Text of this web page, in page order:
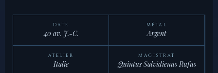
DATE
40 av. J.-C.
MÉTAL
Argent
ATELIER
Italie
MAGISTRAT
Quintus Salvidienus Rufus